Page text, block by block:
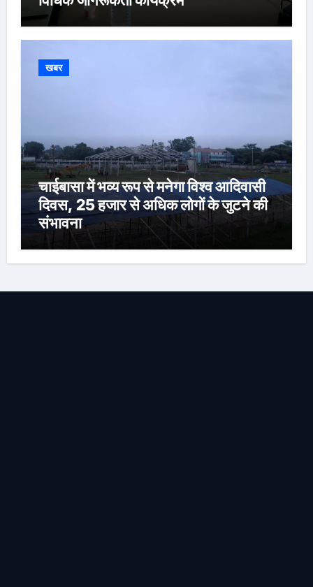
खबर
चाईबासा में भव्य रूप से मनेगा विश्व आदिवासी
दिवस, 25 हजार से अधिक लोगों के जुटने की
संभावना